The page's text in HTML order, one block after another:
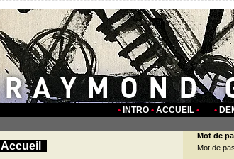
• INTRO• ACCUEIL• •
Accueil
Mot de
Mot de